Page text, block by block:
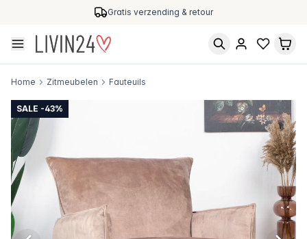
Gratis verzending & retour
Home Zitmeubelen Fauteuils
SALE -43%